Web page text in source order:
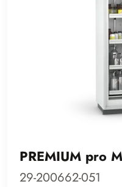
PREMIUM pro M
29-200662-051